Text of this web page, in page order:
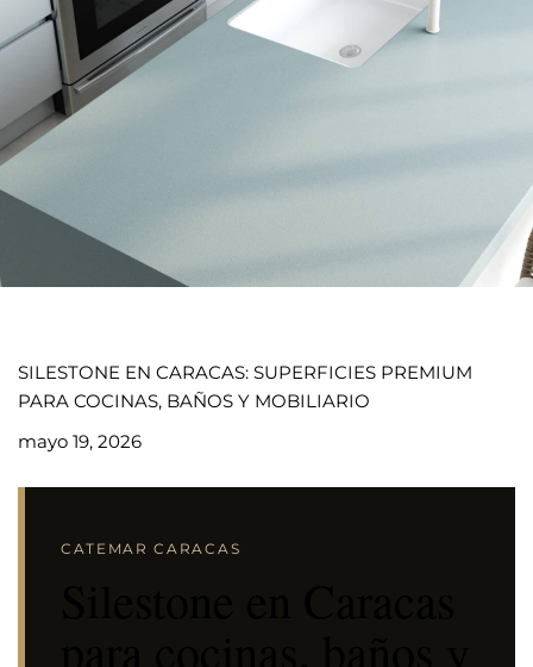
SILESTONE EN CARACAS: SUPERFICIES PREMIUM
PARA COCINAS, BAÑOS Y MOBILIARIO
mayo 19, 2026
CATEMAR CARACAS